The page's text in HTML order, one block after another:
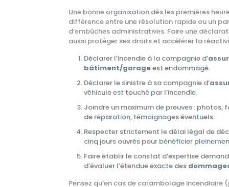
Une bonne organisation dès les premières
différence entre une résolution rapide ou un
d’embûches administratives. Faire une
aussi protéger ses droits et accélérer la
Déclarer l’incendie à la compagnie d’
bâtiment/garageest endommagé.
Déclarer le sinistre à sa compagnie d’
véhicule est touché par l’incendie.
Joindre un maximum de preuves : photos,
de réparation, témoignages éventuels.
Respecter strictement le délai légal de
cinq jours ouvrés pour bénéficier
Faire établir le constat d’expertise
d’évaluer l’étendue exacte des
Pensez qu’en cas de carambolage incendiaire